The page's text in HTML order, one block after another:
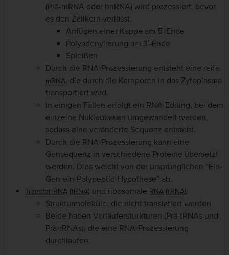
(Prä-mRNA oder hnRNA) wird prozessiert, bevor
es den Zellkern verlässt.
Anfügen einer Kappe am 5′-Ende
Polyadenylierung am 3′-Ende
Spleißen
Durch die RNA-Prozessierung entsteht eine reife
mRNA, die durch die Kernporen in das Zytoplasma
transportiert wird.
In einigen Fällen erfolgt ein RNA-Editing, bei dem
einzelne Nukleobasen umgewandelt werden,
sodass eine veränderte Sequenz entsteht.
Durch die RNA-Prozessierung kann eine
Gensequenz in verschiedene Proteine übersetzt
werden. Dies weicht von der ursprünglichen “Ein-
Gen-ein-Polypeptid-Hypothese” ab.
Transfer-RNA (tRNA) und ribosomale RNA (rRNA):
Strukturmoleküle, die nicht translatiert werden
Beide haben Vorläufersturkturen (Prä-tRNAs und
Prä-rRNAs), die eine RNA-Prozessierung
durchlaufen.